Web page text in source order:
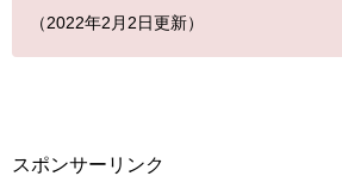
（2022年2 月2日更新）
スポンサーリンク